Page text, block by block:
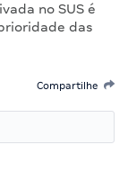
no SUS é
das
Compartilhe